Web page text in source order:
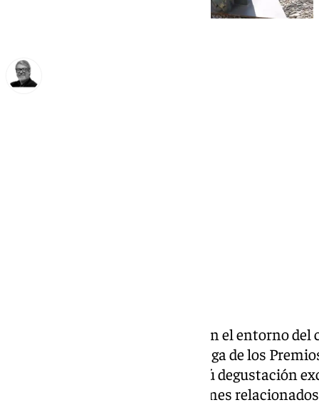
, en el entorno
diseñado con motivo de la entrega de los
ciudad de la Alhambra, un menú degustación
llevan por nombre títulos de filmes